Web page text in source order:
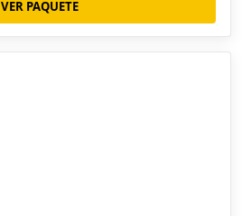
VER PAQUETE